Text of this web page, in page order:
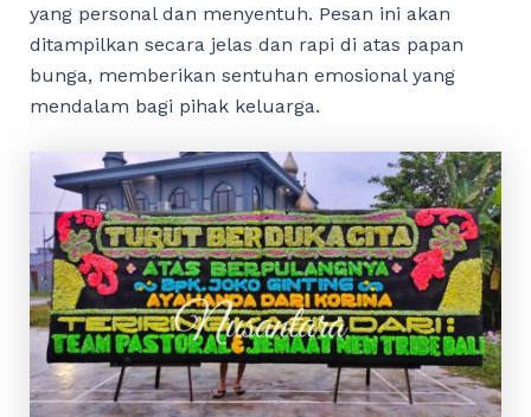
yang personal dan menyentuh. Pesan ini akan
ditampilkan secara jelas dan rapi di atas papan
bunga, memberikan sentuhan emosional yang
mendalam bagi pihak keluarga.